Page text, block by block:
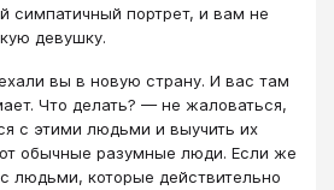
симпатичный портрет, и вам не
девушку.
вы в новую страну. И вас там
Что делать? — не жаловаться,
с этими людьми и выучить их
обычные разумные люди. Если же
людьми, которые действительно